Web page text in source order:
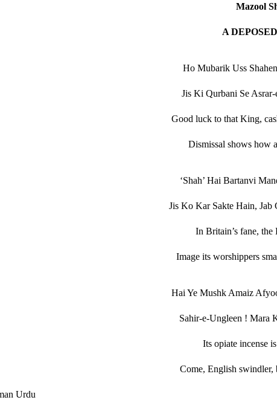
Mazool
A
Ho Mubarik Uss
Jis Ki Qurbani Se
Good luck to that King,
Dismissal shows how
‘Shah’ Hai Bartanvi
Jis Ko Kar Sakte Hain, Jab
In Britain’s fane,
Image its worshippers
Hai Ye Mushk Amaiz
Sahir-e-Ungleen ! Mara
Its opiate incense
Come, English swindler,
Urdu